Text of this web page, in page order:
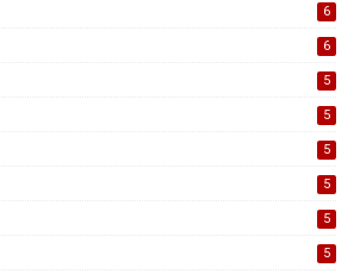
6
6
5
5
5
5
5
5